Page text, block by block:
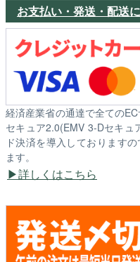
お支払い・発送・配送
経済産業省の通達で全ての
セキュア2.0(EMV 3-Dセキ
ド決済を導入しております
ます。
詳しくはこちら